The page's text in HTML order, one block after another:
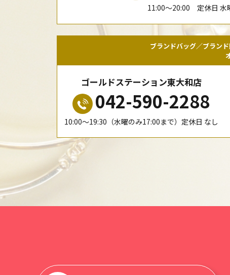
11:00〜20:00 定休日 水
ブランドバッグ／ブラン
ゴールドステーション東大和店
042-590-2288
10:00〜19:30（水曜のみ17:00まで）定休日 なし